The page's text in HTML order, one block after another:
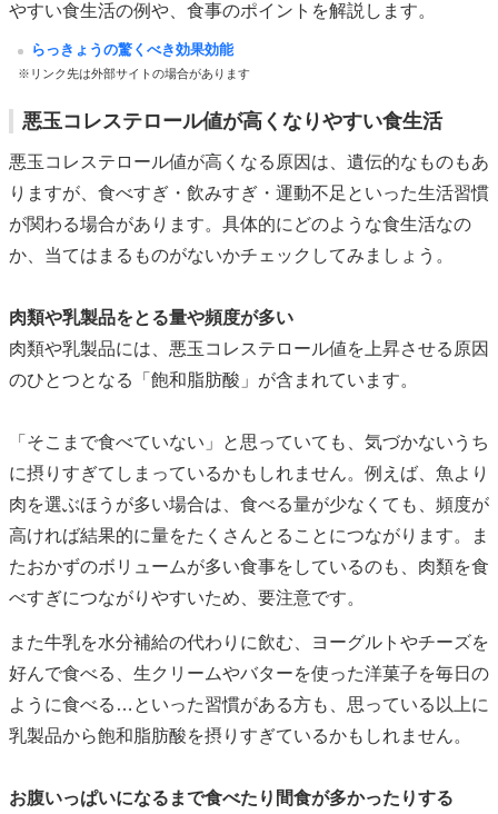
やすい食生活の例や、食事のポイントを解説します。
らっきょうの驚くべき効果効能
※リンク先は外部サイトの場合があります
悪玉コレステロール値が高くなりやすい食生活
悪玉コレステロール値が高くなる原因は、遺伝的なものもあ
りますが、食べすぎ・飲みすぎ・運動不足といった生活習慣
が関わる場合があります。具体的にどのような食生活なの
か、当てはまるものがないかチェックしてみましょう。
肉類や乳製品をとる量や頻度が多い
肉類や乳製品には、悪玉コレステロール値を上昇させる原因
のひとつとなる「飽和脂肪酸」が含まれています。
「そこまで食べていない」と思っていても、気づかないうち
に摂りすぎてしまっているかもしれません。例えば、魚より
肉を選ぶほうが多い場合は、食べる量が少なくても、頻度が
高ければ結果的に量をたくさんとることにつながります。ま
たおかずのボリュームが多い食事をしているのも、肉類を食
べすぎにつながりやすいため、要注意です。
また牛乳を水分補給の代わりに飲む、ヨーグルトやチーズを
好んで食べる、生クリームやバターを使った洋菓子を毎日の
ように食べる…といった習慣がある方も、思っている以上に
乳製品から飽和脂肪酸を摂りすぎているかもしれません。
お腹いっぱいになるまで食べたり間食が多かったりする